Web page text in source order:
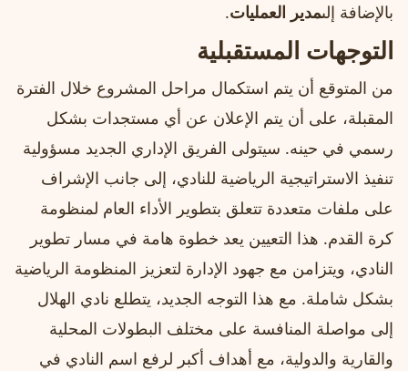
بالإضافة إلىمدير العمليات.
التوجهات المستقبلية
من المتوقع أن يتم استكمال مراحل المشروع خلال الفترة
المقبلة، على أن يتم الإعلان عن أي مستجدات بشكل
رسمي في حينه. سيتولى الفريق الإداري الجديد مسؤولية
تنفيذ الاستراتيجية الرياضية للنادي، إلى جانب الإشراف
على ملفات متعددة تتعلق بتطوير الأداء العام لمنظومة
كرة القدم. هذا التعيين يعد خطوة هامة في مسار تطوير
النادي، ويتزامن مع جهود الإدارة لتعزيز المنظومة الرياضية
بشكل شاملة. مع هذا التوجه الجديد، يتطلع نادي الهلال
إلى مواصلة المنافسة على مختلف البطولات المحلية
والقارية والدولية، مع أهداف أكبر لرفع اسم النادي في